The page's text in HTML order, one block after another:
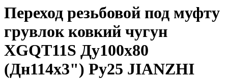
Переход резьбовой под муфту
грувлок ковкий чугун
XGQT11S Ду100х80
(Дн114х3") Ру25 JIANZHI